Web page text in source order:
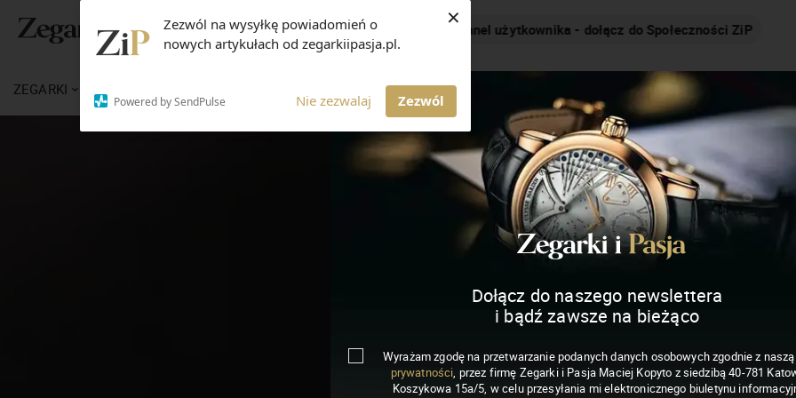
Zezwól na wysyłkę powiadomień o
nowych artykułach od zegarkiipasja.pl.
Powered by SendPulse Nie zezwalaj Zezwól
× Nakręcamy pozytywnie... cały czas!
ZEGARKI MAGAZYN ZEGARKI I PASJA
Dołącz do naszego newslettera
i bądź zawsze na bieżąco
Wyrażam zgodę na przetwarzanie podanych danych osobowych zgodnie z
prywatności, przez firmę Zegarki i Pasja Maciej Kopyto z siedzibą 40-781
Koszykowa 15a/5, w celu przesyłania mi elektronicznego biuletynu